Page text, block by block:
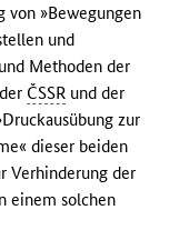
von »Bewegungen
und
Methoden der
ČSSR und der
zur
dieser beiden
Verhinderung der
einem solchen